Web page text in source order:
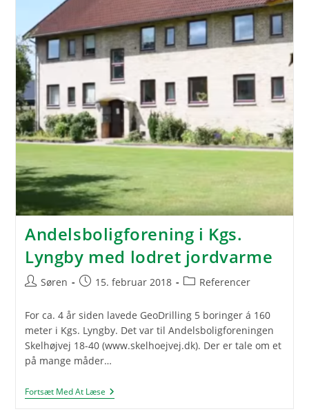
Andelsboligforening i Kgs.
Lyngby med lodret jordvarme
PostSøren
Post15. februar 2018
PostReferencer
For ca. 4 år siden lavede GeoDrilling 5 boringer á 160
meter i Kgs. Lyngby. Det var til Andelsboligforeningen
Skelhøjvej 18-40 (www.skelhoejvej.dk). Der er tale om et
på mange måder…
Fortsæt Med At LæseAndelsboligforening
I